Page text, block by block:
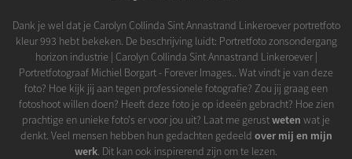
Dank je wel dat je Carolyn Collinda Sint Annastrand Linkeroever portretfoto
kleur 993 hebt bekeken. De beschrijving luidt: Portretfoto zonsondergang
horizon industrie | Carolyn Collinda Sint Annastrand Linkeroever |
Portretfotograaf Michiel Borgart - Forever Images.. Wat vindt je van deze
foto? Hoe kijk jij aan tegen professionele fotografie? Zou jij graag een
fotoshoot willen doen? Heeft deze foto je op ideeën gebracht? Hoe zien
prachtige en unieke foto's er voor jou uit? Laat me gerustweten wat je
denkt. Veel mensen hebben hun gedachten gedeeld over mij en mijn
werk. Dit kan ook inspirerend zijn om te lezen.